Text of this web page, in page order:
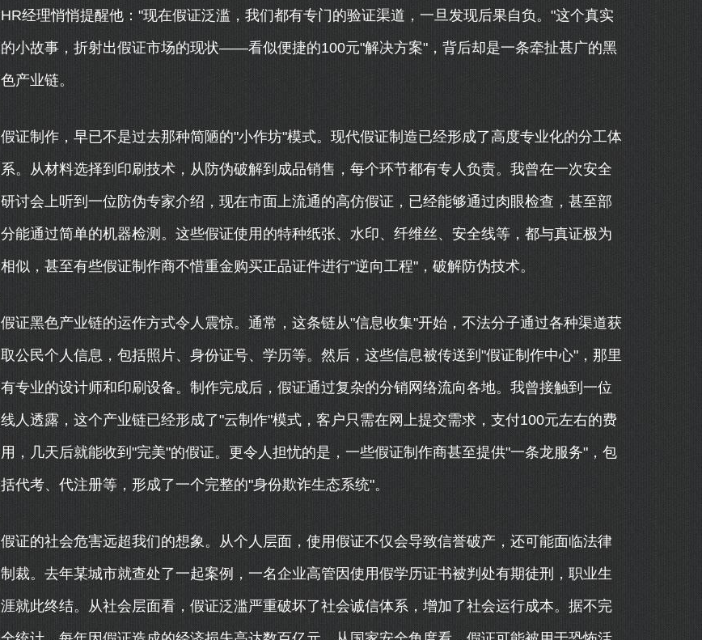
HR经理悄悄提醒他："现在假证泛滥，我们都有专门的验证渠道，一旦发现后果自负。"这个真实
的小故事，折射出假证市场的现状——看似便捷的100元"解决方案"，背后却是一条牵扯甚广的黑
色产业链。
假证制作，早已不是过去那种简陋的"小作坊"模式。现代假证制造已经形成了高度专业化的分工体
系。从材料选择到印刷技术，从防伪破解到成品销售，每个环节都有专人负责。我曾在一次安全
研讨会上听到一位防伪专家介绍，现在市面上流通的高仿假证，已经能够通过肉眼检查，甚至部
分能通过简单的机器检测。这些假证使用的特种纸张、水印、纤维丝、安全线等，都与真证极为
相似，甚至有些假证制作商不惜重金购买正品证件进行"逆向工程"，破解防伪技术。
假证黑色产业链的运作方式令人震惊。通常，这条链从"信息收集"开始，不法分子通过各种渠道获
取公民个人信息，包括照片、身份证号、学历等。然后，这些信息被传送到"假证制作中心"，那里
有专业的设计师和印刷设备。制作完成后，假证通过复杂的分销网络流向各地。我曾接触到一位
线人透露，这个产业链已经形成了"云制作"模式，客户只需在网上提交需求，支付100元左右的费
用，几天后就能收到"完美"的假证。更令人担忧的是，一些假证制作商甚至提供"一条龙服务"，包
括代考、代注册等，形成了一个完整的"身份欺诈生态系统"。
假证的社会危害远超我们的想象。从个人层面，使用假证不仅会导致信誉破产，还可能面临法律
制裁。去年某城市就查处了一起案例，一名企业高管因使用假学历证书被判处有期徒刑，职业生
涯就此终结。从社会层面看，假证泛滥严重破坏了社会诚信体系，增加了社会运行成本。据不完